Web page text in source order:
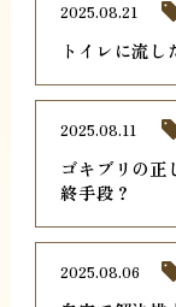
トイレに流
2025.08.21
ゴキブリの正
終手段？
2025.08.11
2025.08.06